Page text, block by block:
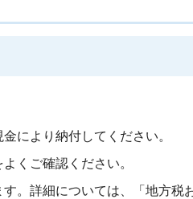
により納付してください。
くご確認ください。
。詳細については、「地方税